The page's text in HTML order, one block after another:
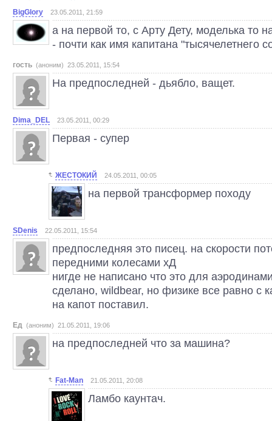
BigGlory 23.05.2011, 21:59
а на первой то, с Арту Дету, моделька то
- почти как имя капитана "тысячелетнего
гость (аноним) 23.05.2011, 15:54
На предпоследней - дьябло, ващет.
Dima_DEL 23.05.2011, 00:29
Первая - супер
ЖЕСТОКИЙ 24.05.2011, 00:05
на первой трансформер походу
SDenis 22.05.2011, 15:54
предпоследняя это писец. на скорости
передними колесами хД
нигде не написано что это для
сделано, wildbear, но физике все равно с
на капот поставил.
Ед (аноним) 21.05.2011, 19:06
на предпоследней что за машина?
Fat-Man 21.05.2011, 20:08
Ламбо каунтач.